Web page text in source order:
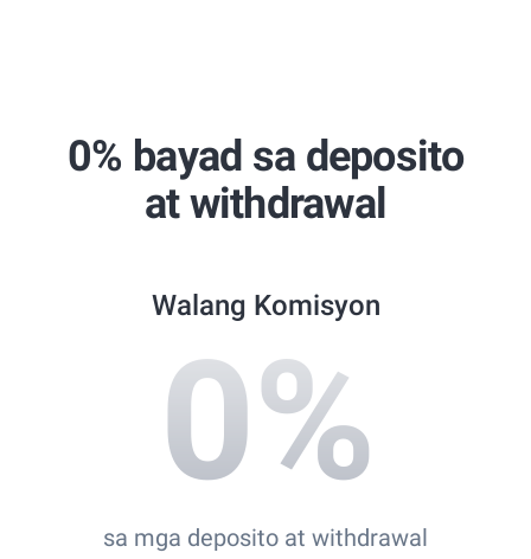
Best Copy Trading Platform
Global Brands Magazine Awards 2023
0% bayad sa deposito
at withdrawal
Walang Komisyon
0%
sa mga deposito at withdrawal